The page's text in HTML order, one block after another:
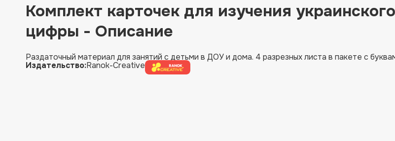
Комплект карточек для изучения
цифры - Описание
Раздаточный материал для занятий с детьми в ДОУ и дома. 4 разрезных листа в пакете с
Издательство:Ranok-Creative